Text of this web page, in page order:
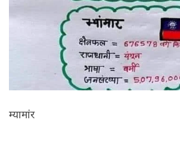
म्यामांर